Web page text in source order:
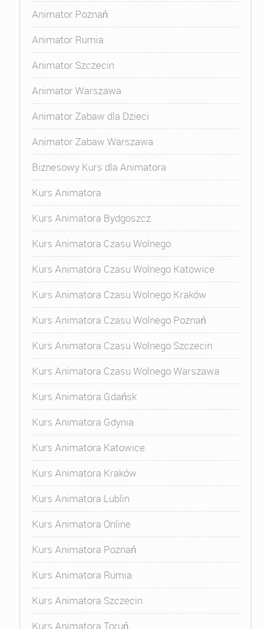
Animator Poznań
Animator Rumia
Animator Szczecin
Animator Warszawa
Animator Zabaw dla Dzieci
Animator Zabaw Warszawa
Biznesowy Kurs dla Animatora
Kurs Animatora
Kurs Animatora Bydgoszcz
Kurs Animatora Czasu Wolnego
Kurs Animatora Czasu Wolnego Katowice
Kurs Animatora Czasu Wolnego Kraków
Kurs Animatora Czasu Wolnego Poznań
Kurs Animatora Czasu Wolnego Szczecin
Kurs Animatora Czasu Wolnego Warszawa
Kurs Animatora Gdańsk
Kurs Animatora Gdynia
Kurs Animatora Katowice
Kurs Animatora Kraków
Kurs Animatora Lublin
Kurs Animatora Online
Kurs Animatora Poznań
Kurs Animatora Rumia
Kurs Animatora Szczecin
Kurs Animatora Toruń